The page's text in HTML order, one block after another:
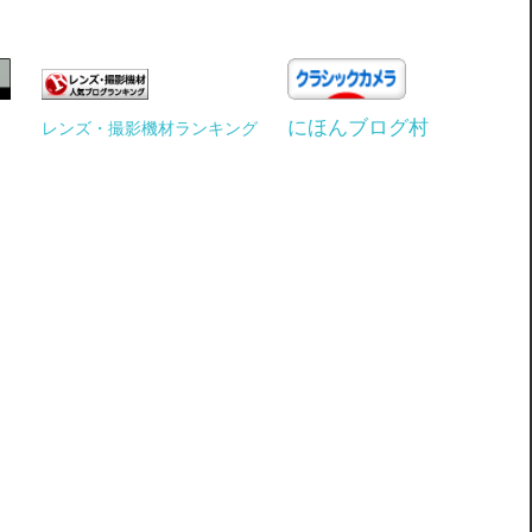
にほんブログ村
レンズ・撮影機材ランキング